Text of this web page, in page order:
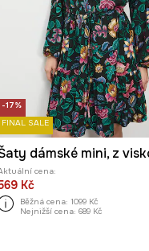
-17%
FINAL SALE
cena:
Kč
Běžná cena: 1099 Kč
Nejnižší cena: 689 Kč